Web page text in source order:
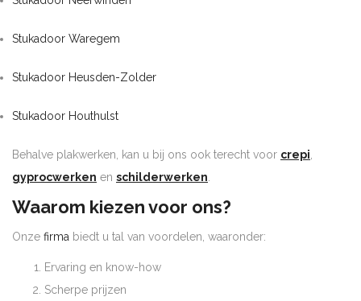
Stukadoor Waregem
Stukadoor Heusden-Zolder
Stukadoor Houthulst
Behalve plakwerken, kan u bij ons ook terecht voor crepi,
gyprocwerken en schilderwerken.
Waarom kiezen voor ons?
Onze firma biedt u tal van voordelen, waaronder:
Ervaring en know-how
Scherpe prijzen